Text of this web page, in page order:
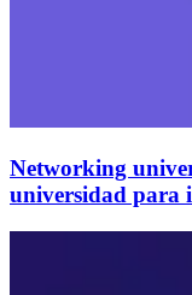
Networking
universidad para